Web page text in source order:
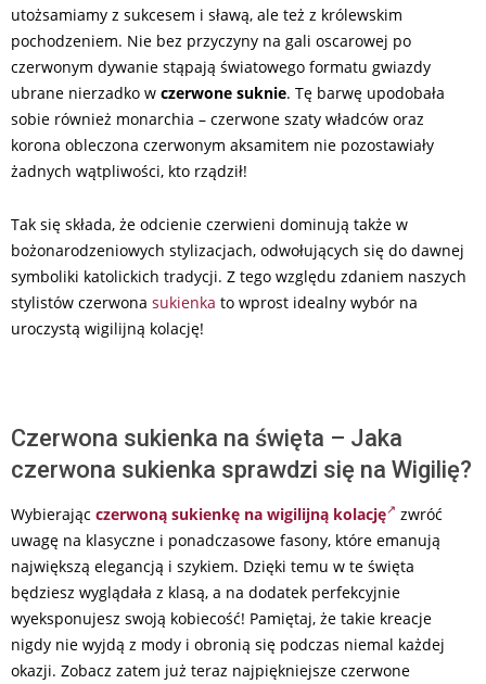
utożsamiamy z sukcesem i sławą, ale też z królewskim
pochodzeniem. Nie bez przyczyny na gali oscarowej po
czerwonym dywanie stąpają światowego formatu gwiazdy
ubrane nierzadko w czerwone suknie. Tę barwę upodobała
sobie również monarchia – czerwone szaty władców oraz
korona obleczona czerwonym aksamitem nie pozostawiały
żadnych wątpliwości, kto rządził!
Tak się składa, że odcienie czerwieni dominują także w
bożonarodzeniowych stylizacjach, odwołujących się do dawnej
symboliki katolickich tradycji. Z tego względu zdaniem naszych
stylistów czerwona sukienka to wprost idealny wybór na
uroczystą wigilijną kolację!
Czerwona sukienka na święta – Jaka
czerwona sukienka sprawdzi się na Wigilię?
Wybierając czerwoną sukienkę na wigilijną kolację
zwróć
uwagę na klasyczne i ponadczasowe fasony, które emanują
największą elegancją i szykiem. Dzięki temu w te święta
będziesz wyglądała z klasą, a na dodatek perfekcyjnie
wyeksponujesz swoją kobiecość! Pamiętaj, że takie kreacje
nigdy nie wyjdą z mody i obronią się podczas niemal każdej
okazji. Zobacz zatem już teraz najpiękniejsze czerwone